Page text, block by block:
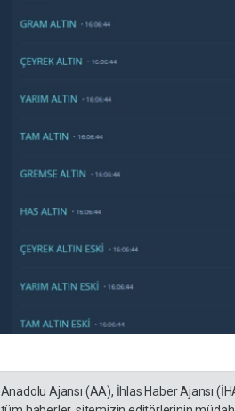
Anadolu Ajansı (AA), İhlas Haber Ajansı